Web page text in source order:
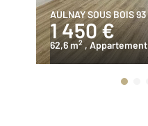
AULNAY SOUS BOIS 93
1 450 €
62,6 m2 , Appartement